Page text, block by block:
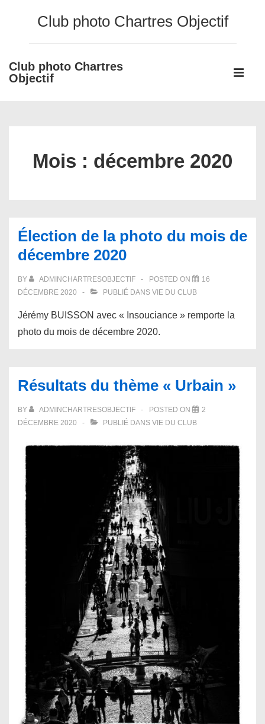
principal
Club photo Chartres Objectif
Club photo Chartres
Objectif
Main
Mois : décembre 2020
Élection de la photo du mois de
décembre 2020
BY ADMINCHARTRESOBJECTIF POSTED ON
16
DÉCEMBRE 2020
PUBLIÉ DANS VIE DU CLUB
Jérémy BUISSON avec « Insouciance » remporte la
photo du mois de décembre 2020.
Résultats du thème « Urbain »
BY ADMINCHARTRESOBJECTIF POSTED ON
2
DÉCEMBRE 2020
PUBLIÉ DANS VIE DU CLUB